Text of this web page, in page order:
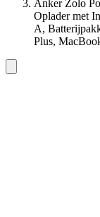
Anker Zolo
Oplader met
A,
Plus,